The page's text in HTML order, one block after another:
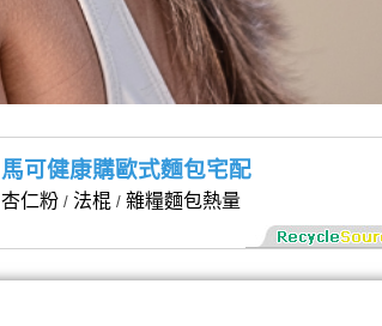
馬可健康購歐式麵包宅配
杏仁粉/ 法棍 / 雜糧麵包熱量